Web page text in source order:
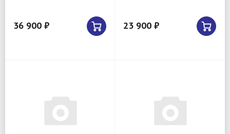
36 900 ₽ 23 900 ₽